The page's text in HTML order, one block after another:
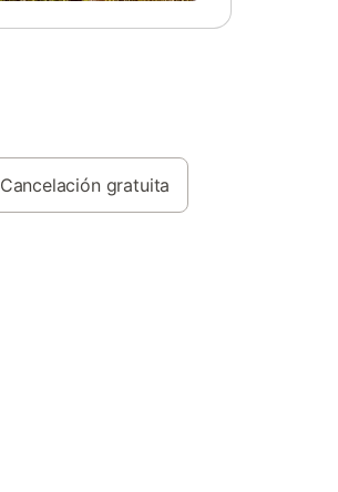
Cancelación gratuita